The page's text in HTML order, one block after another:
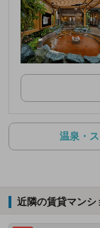
温泉・
近隣の賃貸マンシ